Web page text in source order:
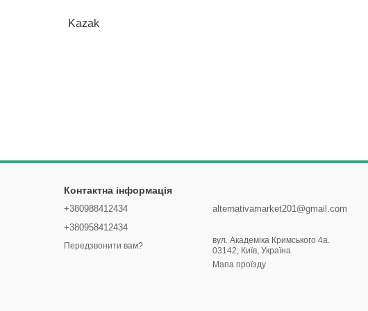
Kazak
Контактна інформація
+380988412434
+380958412434
Передзвонити вам?
alternativamarket201@gmail.com
вул. Академіка Кримського 4а.
03142, Київ, Україна
Мапа проїзду